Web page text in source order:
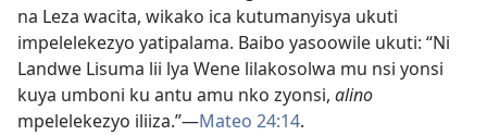
na Leza wacita, wikako ica kutumanyisya ukuti
impelelekezyo yatipalama. Baibo yasoowile ukuti: “Ni
Landwe Lisuma lii lya Wene lilakosolwa mu nsi yonsi
kuya umboni ku antu amu nko zyonsi, alino
mpelelekezyo iliiza.”—Mateo 24:14.